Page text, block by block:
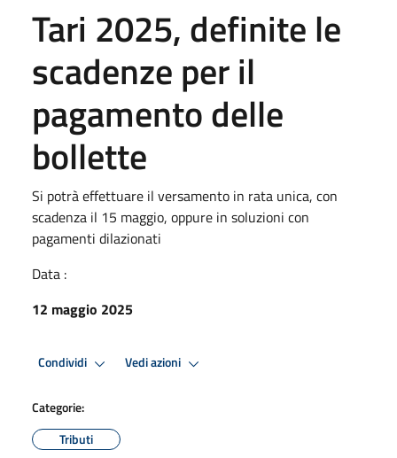
Tari 2025, definite le
scadenze per il
pagamento delle
bollette
Si potrà effettuare il versamento in rata unica, con
scadenza il 15 maggio, oppure in soluzioni con
pagamenti dilazionati
Data :
12 maggio 2025
Condividi Vedi azioni
Categorie:
Tributi